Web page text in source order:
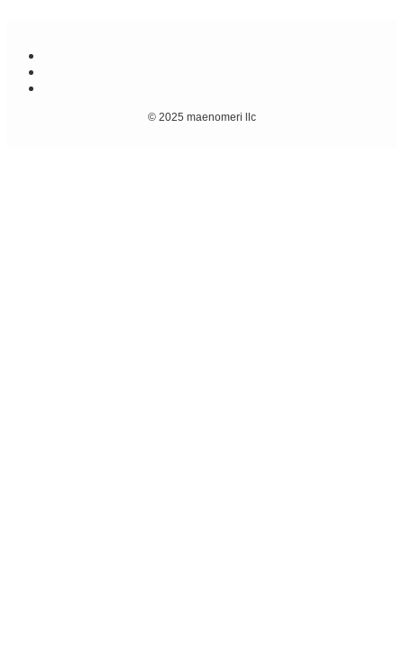
© 2025 maenomeri llc